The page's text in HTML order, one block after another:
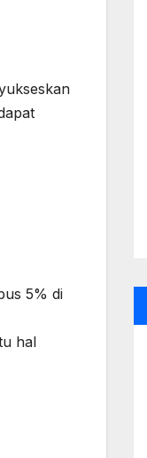
5% di
hal